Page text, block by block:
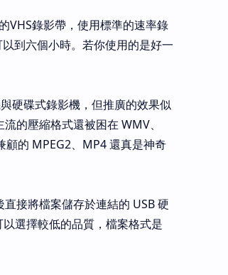
VHS錄影帶，使用標準的速率錄
到六個小時。若你使用的是好一
硬碟式錄影機，但推廣的效果似
的壓縮格式還被困在 WMV、
的 MPEG2、MP4 還真是神奇
接將檔案儲存於連結的 USB 硬
選擇較低的品質，檔案格式是